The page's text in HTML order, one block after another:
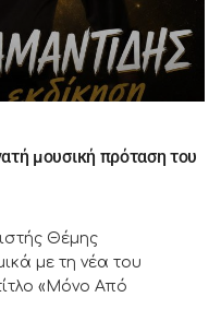
μουσική πρόταση του
Θέμης
με τη νέα του
«Μόνο Από